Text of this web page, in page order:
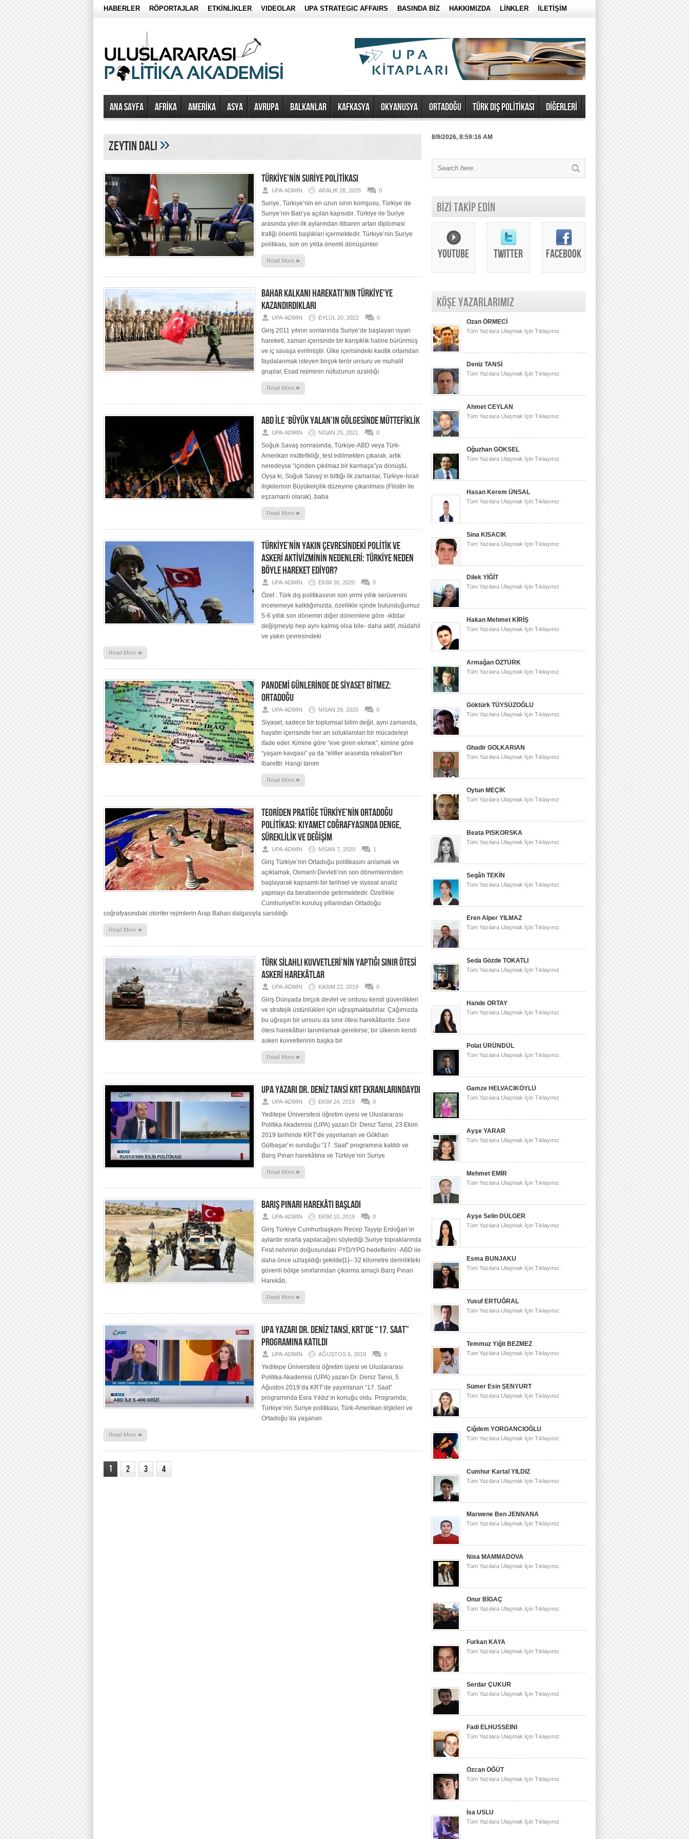
HABERLER RÖPORTAJLAR ETKİNLİKLER VIDEOLAR UPA STRATEGIC AFFAIRS BASINDA BİZ HAKKIMIZDA LİNKLER İLETİŞİM
Ana Sayfa AFRİKA AMERİKA ASYA AVRUPA BALKANLAR KAFKASYA OKYANUSYA ORTADOĞU TÜRK DIŞ POLİTİKASI DİĞERLERİ
zeytin dalı»
TÜRKİYE’NİN SURİYE POLİTİKASI
UPA-ADMIN ARALIK 28, 2025 0
Suriye, Türkiye’nin en uzun sınırı komşusu, Türkiye de
Suriye’nin Batı’ya açılan kapısıdır. Türkiye ile Suriye
arasında yılın ilk aylarından itibaren artan diplomasi
trafiği önemli başlıkları içermektedir. Türkiye’nin Suriye
politikası, son on yılda önemli dönüşümler
Read More »
BAHAR KALKANI HAREKATI’NIN TÜRKİYE’YE
KAZANDIRDIKLARI
UPA-ADMIN EYLÜL 20, 2022 0
Giriş 2011 yılının sonlarında Suriye’de başlayan isyan
hareketi, zaman içerisinde bir karışıklık haline bürünmüş
ve iç savaşa evrilmiştir. Ülke içerisindeki kaotik ortamdan
faydalanmak isteyen birçok terör unsuru ve muhalif
gruplar, Esad rejiminin nüfuzunun azaldığı
Read More »
ABD İLE ‘BÜYÜK YALAN’IN GÖLGESİNDE MÜTTEFİKLİK
UPA-ADMIN NISAN 25, 2021 0
Soğuk Savaş sonrasında, Türkiye-ABD veya Türk-
Amerikan müttefikliği, test edilmekten çıkarak, artık
neredeyse “içinden çıkılmaz bir karmaşa”ya dönüştü.
Oysa ki, Soğuk Savaş’ın bittiği ilk zamanlar, Türkiye-İsrail
ilişkilerinin Büyükelçilik düzeyine çıkarılması (Filistin ile
eşzamanlı olarak), baba
Read More »
TÜRKİYE’NİN YAKIN ÇEVRESİNDEKİ POLİTİK VE
ASKERİ AKTİVİZMİNİN NEDENLERİ: TÜRKİYE NEDEN
BÖYLE HAREKET EDİYOR?
UPA-ADMIN EKIM 30, 2020 0
Özet : Türk dış politikasının son yirmi yıllık serüvenini
incelemeye kalktığımızda, özellikle içinde bulunduğumuz
5-6 yıllık son dönemin diğer dönemlere göre -iktidar
değişmeyip hep aynı kalmış olsa bile- daha aktif, müdahil
ve yakın çevresindeki
Read More »
PANDEMİ GÜNLERİNDE DE SİYASET BİTMEZ:
ORTADOĞU
UPA-ADMIN NISAN 29, 2020 0
Siyaset, sadece bir toplumsal bilim değil, aynı zamanda,
hayatın içerisinde her an soluklanılan bir mücadeleyi
ifade eder. Kimine göre “eve giren ekmek”, kimine göre
“yaşam kavgası” ya da “elitler arasında rekabet”ten
ibarettir. Hangi tanım
Read More »
TEORİDEN PRATİĞE TÜRKİYE’NİN ORTADOĞU
POLİTİKASI: KIYAMET COĞRAFYASINDA DENGE,
SÜREKLİLİK VE DEĞİŞİM
UPA-ADMIN NISAN 7, 2020 1
Giriş Türkiye’nin Ortadoğu politikasını anlamak ve
açıklamak, Osmanlı Devleti’nin son dönemlerinden
başlayarak kapsamlı bir tarihsel ve siyasal analiz
yapmayı da beraberinde getirmektedir. Özellikle
Cumhuriyet’in kuruluş yıllarından Ortadoğu
coğrafyasındaki otoriter rejimlerin Arap Baharı dalgasıyla sarsıldığı
Read More »
TÜRK SİLAHLI KUVVETLERİ’NİN YAPTIĞI SINIR ÖTESİ
ASKERİ HAREKÂTLAR
UPA-ADMIN KASIM 22, 2019 0
Giriş Dünyada birçok devlet ve ordusu kendi güvenlikleri
ve stratejik üstünlükleri için uğraşmaktadırlar. Çağımızda
bu uğraşın bir unsuru da sınır ötesi harekâtlardır. Sınır
ötesi harekâtları tanımlamak gerekirse; bir ülkenin kendi
askeri kuvvetlerinin başka bir
Read More »
UPA YAZARI DR. DENİZ TANSİ KRT EKRANLARINDAYDI
UPA-ADMIN EKIM 24, 2019 0
Yeditepe Üniversitesi öğretim üyesi ve Uluslararası
Politika Akademisi (UPA) yazarı Dr. Deniz Tansi, 23 Ekim
2019 tarihinde KRT’de yayınlanan ve Gökhan
Gülbaşar’ın sunduğu “17. Saat” programına katıldı ve
Barış Pınarı harekâtına ve Türkiye’nin Suriye
Read More »
BARIŞ PINARI HAREKÂTI BAŞLADI
UPA-ADMIN EKIM 10, 2019 0
Giriş Türkiye Cumhurbaşkanı Recep Tayyip Erdoğan’ın
aylardır ısrarla yapılacağını söylediği Suriye topraklarında
Fırat nehrinin doğusundaki PYD/YPG hedeflerini -ABD ile
daha önce uzlaşıldığı şekilde[1]– 32 kilometre derinlikteki
güvenli bölge sınırlarından çıkarma amaçlı Barış Pınarı
Harekâtı,
Read More »
UPA YAZARI DR. DENİZ TANSİ, KRT’DE “17. SAAT”
PROGRAMINA KATILDI
UPA-ADMIN AĞUSTOS 6, 2019 0
Yeditepe Üniversitesi öğretim üyesi ve Uluslararası
Politika Akademisi (UPA) yazarı Dr. Deniz Tansi, 5
Ağustos 2019’da KRT’de yayınlanan “17. Saat”
programında Esra Yıldız’ın konuğu oldu. Programda,
Türkiye’nin Suriye politikası, Türk-Amerikan ilişkileri ve
Ortadoğu’da yaşanan
Read More »
1 2 3 4
8/9/2026, 8:59:16 AM
BİZİ TAKİP EDİN
YOUTUBE TWITTER FACEBOOK
KÖŞE YAZARLARIMIZ
Ozan ÖRMECİ
Tüm Yazılara Ulaşmak İçin Tıklayınız.
Deniz TANSİ
Tüm Yazılara Ulaşmak İçin Tıklayınız.
Ahmet CEYLAN
Tüm Yazılara Ulaşmak İçin Tıklayınız.
Oğuzhan GÖKSEL
Tüm Yazılara Ulaşmak İçin Tıklayınız.
Hasan Kerem ÜNSAL
Tüm Yazılara Ulaşmak İçin Tıklayınız.
Sina KISACIK
Tüm Yazılara Ulaşmak İçin Tıklayınız.
Dilek YİĞİT
Tüm Yazılara Ulaşmak İçin Tıklayınız.
Hakan Mehmet KİRİŞ
Tüm Yazılara Ulaşmak İçin Tıklayınız.
Armağan ÖZTÜRK
Tüm Yazılara Ulaşmak İçin Tıklayınız.
Göktürk TÜYSÜZOĞLU
Tüm Yazılara Ulaşmak İçin Tıklayınız.
Ghadir GOLKARIAN
Tüm Yazılara Ulaşmak İçin Tıklayınız.
Oytun MEÇİK
Tüm Yazılara Ulaşmak İçin Tıklayınız.
Beata PISKORSKA
Tüm Yazılara Ulaşmak İçin Tıklayınız.
Segâh TEKİN
Tüm Yazılara Ulaşmak İçin Tıklayınız.
Eren Alper YILMAZ
Tüm Yazılara Ulaşmak İçin Tıklayınız.
Seda Gözde TOKATLI
Tüm Yazılara Ulaşmak İçin Tıklayınız.
Hande ORTAY
Tüm Yazılara Ulaşmak İçin Tıklayınız.
Polat ÜRÜNDÜL
Tüm Yazılara Ulaşmak İçin Tıklayınız.
Gamze HELVACIKÖYLÜ
Tüm Yazılara Ulaşmak İçin Tıklayınız.
Ayşe YARAR
Tüm Yazılara Ulaşmak İçin Tıklayınız.
Mehmet EMİR
Tüm Yazılara Ulaşmak İçin Tıklayınız.
Ayşe Selin DÜLGER
Tüm Yazılara Ulaşmak İçin Tıklayınız.
Esma BUNJAKU
Tüm Yazılara Ulaşmak İçin Tıklayınız.
Yusuf ERTUĞRAL
Tüm Yazılara Ulaşmak İçin Tıklayınız.
Temmuz Yiğit BEZMEZ
Tüm Yazılara Ulaşmak İçin Tıklayınız.
Sümer Esin ŞENYURT
Tüm Yazılara Ulaşmak İçin Tıklayınız.
Çiğdem YORGANCIOĞLU
Tüm Yazılara Ulaşmak İçin Tıklayınız.
Cumhur Kartal YILDIZ
Tüm Yazılara Ulaşmak İçin Tıklayınız.
Marwene Ben JENNANA
Tüm Yazılara Ulaşmak İçin Tıklayınız.
Nisa MAMMADOVA
Tüm Yazılara Ulaşmak İçin Tıklayınız.
Onur BİGAÇ
Tüm Yazılara Ulaşmak İçin Tıklayınız.
Furkan KAYA
Tüm Yazılara Ulaşmak İçin Tıklayınız.
Serdar ÇUKUR
Tüm Yazılara Ulaşmak İçin Tıklayınız.
Fadi ELHUSSEINI
Tüm Yazılara Ulaşmak İçin Tıklayınız.
Özcan ÖĞÜT
Tüm Yazılara Ulaşmak İçin Tıklayınız.
İsa USLU
Tüm Yazılara Ulaşmak İçin Tıklayınız.